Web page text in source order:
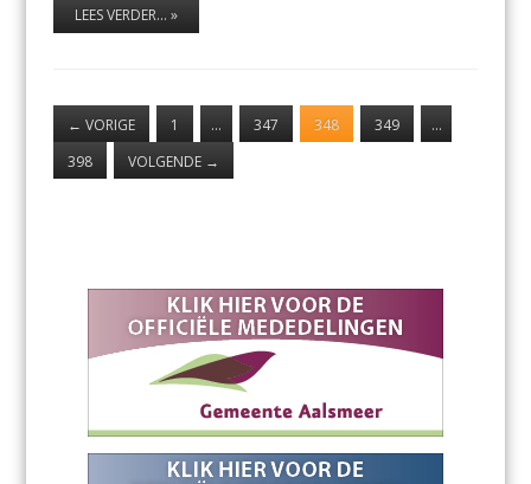
LEES VERDER... »
← VORIGE 1 … 347 348 349
…
398
VOLGENDE →